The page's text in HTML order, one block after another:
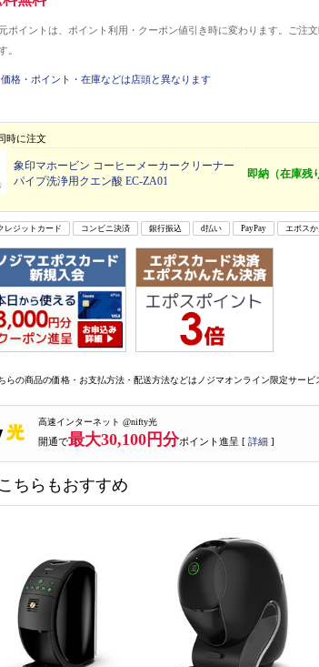
ポイントは、ポイント利用・クーポン値引き時に変わります。ご注
。
価格・ポイント・在庫などは店頭と異なります
時に注文
象印マホービン コーヒーメーカークリーナー
パイプ洗浄用クエン酸 EC-ZA01
即納（在庫残
レジットカード コンビニ決済 銀行振込 d払い PayPay エポス
らの商品の価格・お支払方法・配送方法などはノジマオンライン限定サービ
高速インターネット @nifty光
開通で最大30,100円分ポイント進呈 [ 詳細 ]
ちらもおすすめ